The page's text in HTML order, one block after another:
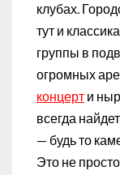
клубах.
тут и
группы в
огромных
концерт и
всегда
— будь то
Это не